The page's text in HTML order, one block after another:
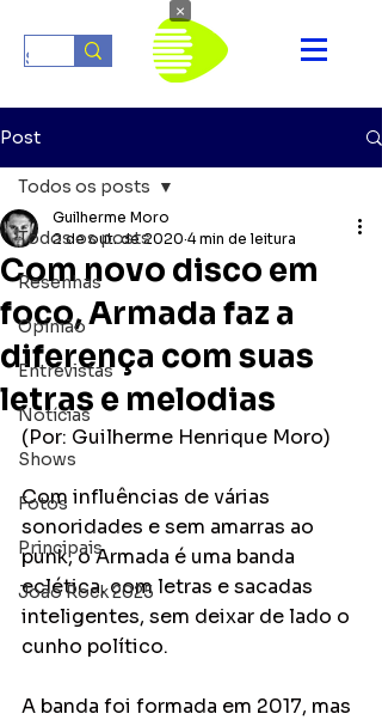
Post
Todos os posts
Resenhas
Opinião
Entrevistas
Notícias
Shows
Fotos
Principais
João Rock 2025
Todos os posts
Com novo disco em
foco, Armada faz a
diferença com suas
letras e melodias
Guilherme Moro
2 de out. de 2020 4 min de leitura
(Por: Guilherme Henrique Moro)
Com influências de várias
sonoridades e sem amarras ao
punk, o Armada é uma banda
eclética, com letras e sacadas
inteligentes, sem deixar de lado o
A banda foi formada em 2017, mas
×